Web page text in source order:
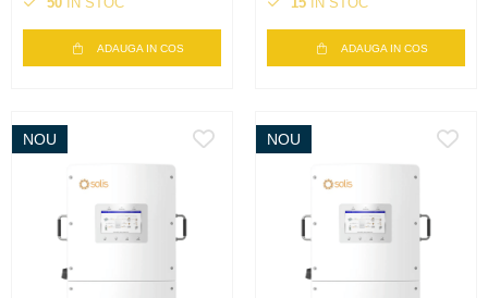
ADAUGA IN COS ADAUGA IN COS
NOU NOU